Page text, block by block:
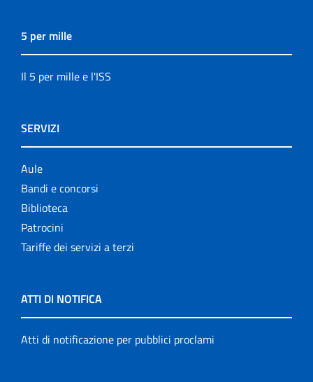
5 per mille
Il 5 per mille e l'ISS
SERVIZI
Aule
Bandi e concorsi
Biblioteca
Patrocini
Tariffe dei servizi a terzi
ATTI DI NOTIFICA
Atti di notificazione per pubblici proclami